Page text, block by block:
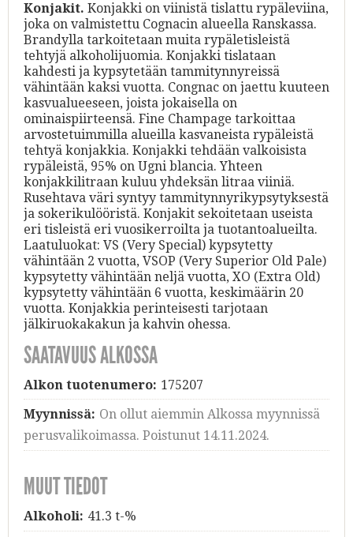
Konjakit. Konjakki on viinistä tislattu rypäleviina,
joka on valmistettu Cognacin alueella Ranskassa.
Brandylla tarkoitetaan muita rypäletisleistä
tehtyjä alkoholijuomia. Konjakki tislataan
kahdesti ja kypsytetään tammitynnyreissä
vähintään kaksi vuotta. Congnac on jaettu kuuteen
kasvualueeseen, joista jokaisella on
ominaispiirteensä. Fine Champage tarkoittaa
arvostetuimmilla alueilla kasvaneista rypäleistä
tehtyä konjakkia. Konjakki tehdään valkoisista
rypäleistä, 95% on Ugni blancia. Yhteen
konjakkilitraan kuluu yhdeksän litraa viiniä.
Rusehtava väri syntyy tammitynnyrikypsytyksestä
ja sokerikulööristä. Konjakit sekoitetaan useista
eri tisleistä eri vuosikerroilta ja tuotantoalueilta.
Laatuluokat: VS (Very Special) kypsytetty
vähintään 2 vuotta, VSOP (Very Superior Old Pale)
kypsytetty vähintään neljä vuotta, XO (Extra Old)
kypsytetty vähintään 6 vuotta, keskimäärin 20
vuotta. Konjakkia perinteisesti tarjotaan
jälkiruokakakun ja kahvin ohessa.
SAATAVUUS ALKOSSA
Alkon tuotenumero: 175207
Myynnissä: On ollut aiemmin Alkossa myynnissä
perusvalikoimassa. Poistunut 14.11.2024.
MUUT TIEDOT
Alkoholi: 41.3 t-%